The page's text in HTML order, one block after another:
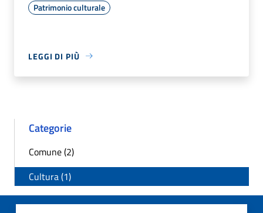
Patrimonio culturale
LEGGI DI PIÙ
Categorie
Comune (2)
Cultura (1)